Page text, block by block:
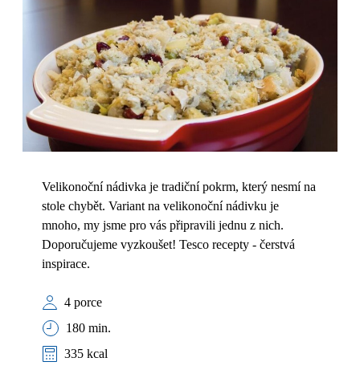
Velikonoční nádivka je tradiční pokrm, který nesmí na
stole chybět. Variant na velikonoční nádivku je
mnoho, my jsme pro vás připravili jednu z nich.
Doporučujeme vyzkoušet! Tesco recepty - čerstvá
inspirace.
4 porce
180 min.
335 kcal